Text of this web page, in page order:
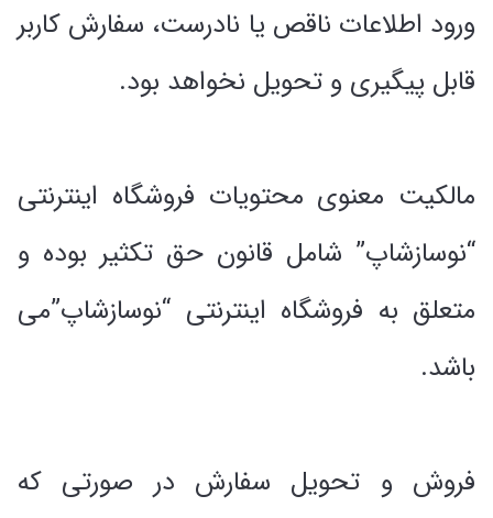
ورود اطلاعات ناقص یا نادرست، سفارش کاربر
قابل پیگیری و تحویل نخواهد بود.
مالکیت معنوی محتویات فروشگاه اینترنتی
“نوسازشاپ” شامل قانون حق تکثیر بوده و
متعلق به فروشگاه اینترنتی “نوسازشاپ”می
باشد.
فروش و تحویل سفارش در صورتی که